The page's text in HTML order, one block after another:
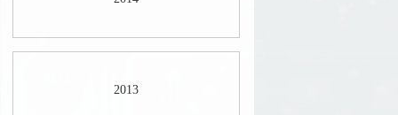
2013